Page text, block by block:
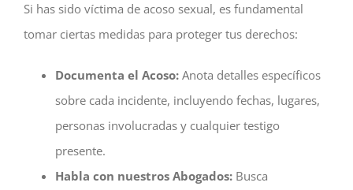
Si has sido víctima de acoso sexual, es fundamental
tomar ciertas medidas para proteger tus derechos:
Documenta el Acoso:Anota detalles específicos
sobre cada incidente, incluyendo fechas, lugares,
personas involucradas y cualquier testigo
presente.
Habla con nuestros Abogados:Busca